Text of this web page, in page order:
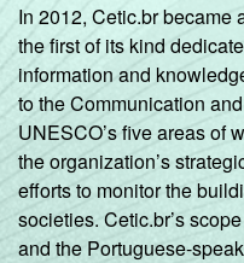
In 2012, Cetic.br became
the first of its kind
information and
to the Communication
UNESCO’s five areas of
the organization’s
efforts to monitor the
societies. Cetic.br’s
and the Portuguese-